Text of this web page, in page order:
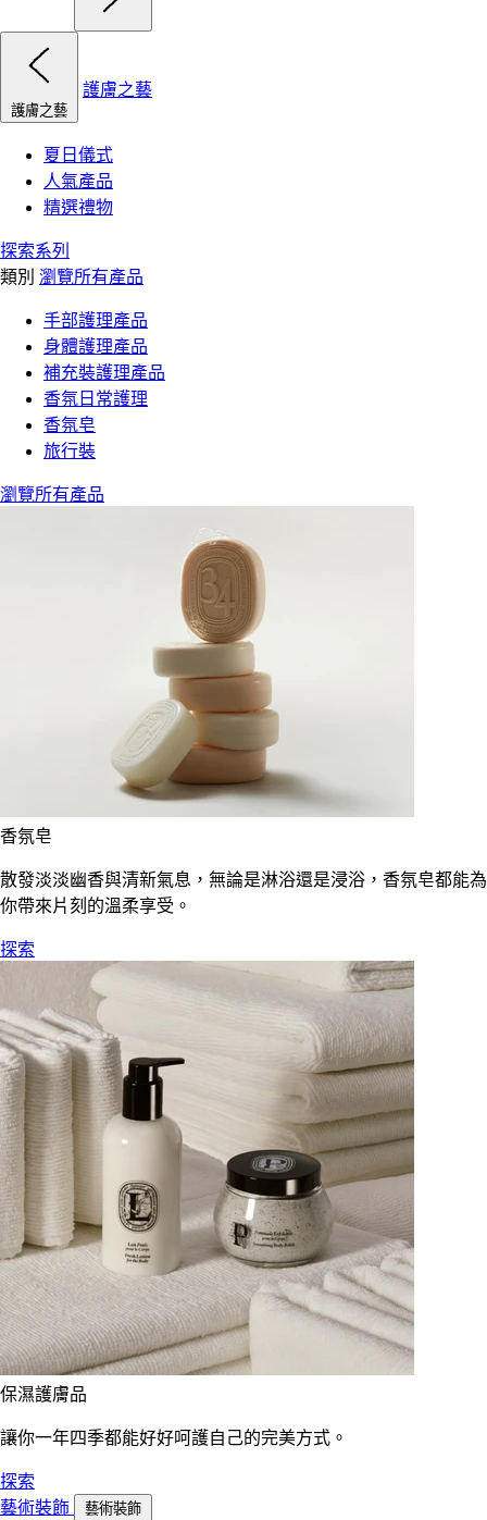
護膚之藝
護膚之藝
夏日儀式
人氣產品
精選禮物
探索系列
類別 瀏覽所有產品
手部護理產品
身體護理產品
補充裝護理產品
香氛日常護理
香氛皂
旅行裝
瀏覽所有產品
香氛皂
散發淡淡幽香與清新氣息，無論是淋浴還是浸浴，香氛皂都能為
你帶來片刻的溫柔享受。
探索
保濕護膚品
讓你一年四季都能好好呵護自己的完美方式。
探索
藝術裝飾
藝術裝飾